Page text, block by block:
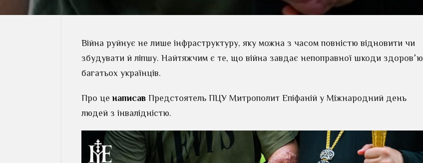
Війна руйнує не лише інфраструктуру, яку можна з часом повністю відновити чи
збудувати й ліпшу. Найтяжчим є те, що війна завдає непоправної шкоди здоров՚ю
багатьох українців.
Про ценаписав Предстоятель ПЦУ Митрополит Епіфаній у Міжнародний день
людей з інвалідністю.